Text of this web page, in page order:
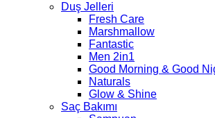
Duş Jelleri
Fresh Care
Marshmallow
Fantastic
Men 2in1
Good Morning & Good
Naturals
Glow & Shine
Saç Bakımı